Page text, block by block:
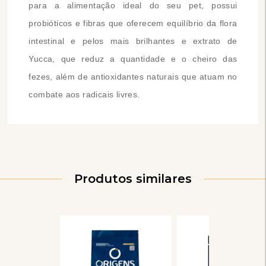
para a alimentação ideal do seu pet, possui
probióticos e fibras que oferecem equilíbrio da flora
intestinal e pelos mais brilhantes e extrato de
Yucca, que reduz a quantidade e o cheiro das
fezes, além de antioxidantes naturais que atuam no
combate aos radicais livres.
Produtos similares